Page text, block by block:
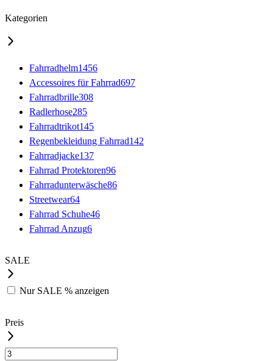
Kategorien
Fahrradhelm1456
Accessoires für Fahrrad697
Fahrradbrille308
Radlerhose285
Fahrradtrikot145
Regenbekleidung Fahrrad142
Fahrradjacke137
Fahrrad Protektoren96
Fahrradunterwäsche86
Streetwear64
Fahrrad Schuhe46
Fahrrad Anzug6
SALE
Nur SALE % anzeigen
Preis